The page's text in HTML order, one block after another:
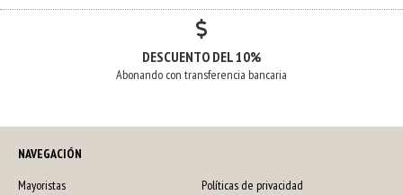
DESCUENTO DEL 10%
Abonando con transferencia bancaria
NAVEGACIÓN
Mayoristas
Políticas de privacidad